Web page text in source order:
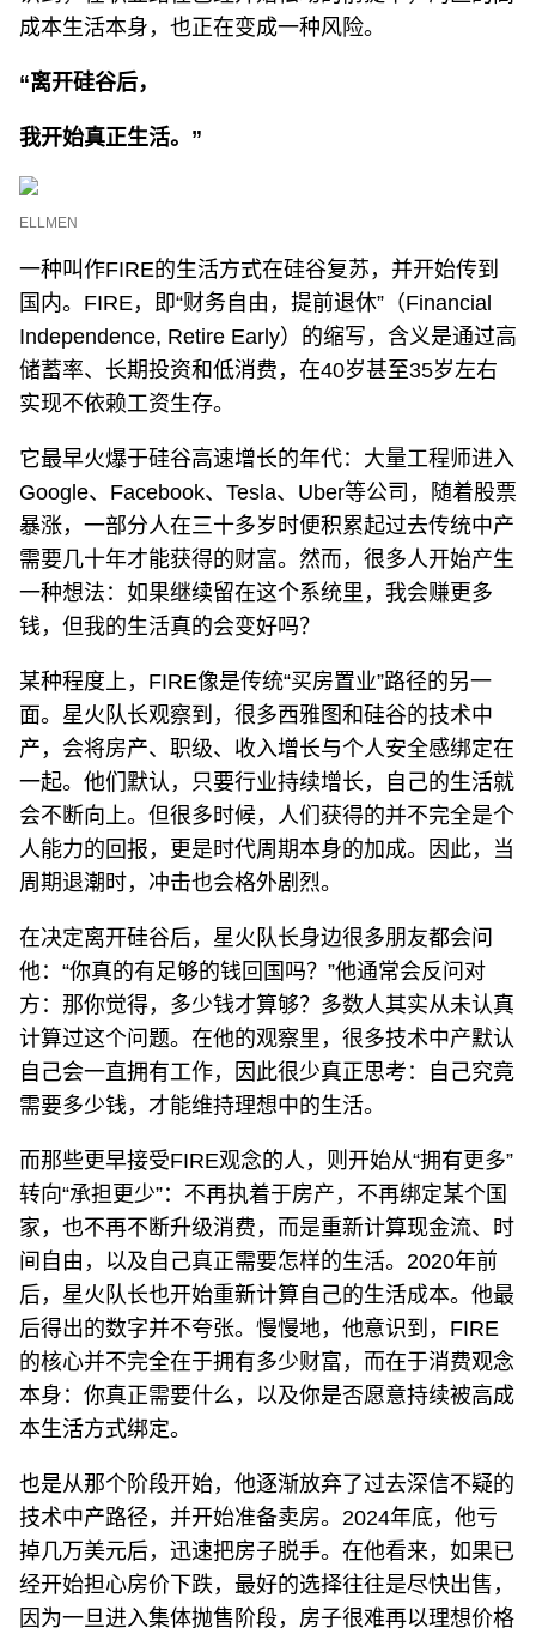
成本生活本身，也正在变成一种风险。
“离开硅谷后，
我开始真正生活。”
ELLMEN
一种叫作FIRE的生活方式在硅谷复苏，并开始传到
国内。FIRE，即“财务自由，提前退休”（Financial
Independence, Retire Early）的缩写，含义是通过高
储蓄率、长期投资和低消费，在40岁甚至35岁左右
实现不依赖工资生存。
它最早火爆于硅谷高速增长的年代：大量工程师进入
Google、Facebook、Tesla、Uber等公司，随着股票
暴涨，一部分人在三十多岁时便积累起过去传统中产
需要几十年才能获得的财富。然而，很多人开始产生
一种想法：如果继续留在这个系统里，我会赚更多
钱，但我的生活真的会变好吗？
某种程度上，FIRE像是传统“买房置业”路径的另一
面。星火队长观察到，很多西雅图和硅谷的技术中
产，会将房产、职级、收入增长与个人安全感绑定在
一起。他们默认，只要行业持续增长，自己的生活就
会不断向上。但很多时候，人们获得的并不完全是个
人能力的回报，更是时代周期本身的加成。因此，当
周期退潮时，冲击也会格外剧烈。
在决定离开硅谷后，星火队长身边很多朋友都会问
他：“你真的有足够的钱回国吗？”他通常会反问对
方：那你觉得，多少钱才算够？多数人其实从未认真
计算过这个问题。在他的观察里，很多技术中产默认
自己会一直拥有工作，因此很少真正思考：自己究竟
需要多少钱，才能维持理想中的生活。
而那些更早接受FIRE观念的人，则开始从“拥有更多”
转向“承担更少”：不再执着于房产，不再绑定某个国
家，也不再不断升级消费，而是重新计算现金流、时
间自由，以及自己真正需要怎样的生活。2020年前
后，星火队长也开始重新计算自己的生活成本。他最
后得出的数字并不夸张。慢慢地，他意识到，FIRE
的核心并不完全在于拥有多少财富，而在于消费观念
本身：你真正需要什么，以及你是否愿意持续被高成
本生活方式绑定。
也是从那个阶段开始，他逐渐放弃了过去深信不疑的
技术中产路径，并开始准备卖房。2024年底，他亏
掉几万美元后，迅速把房子脱手。在他看来，如果已
经开始担心房价下跌，最好的选择往往是尽快出售，
因为一旦进入集体抛售阶段，房子很难再以理想价格